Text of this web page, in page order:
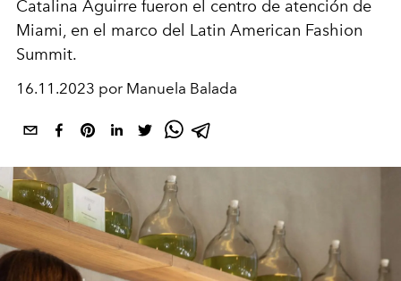
Catalina Aguirre fueron el centro de atención de
Miami, en el marco del Latin American Fashion
Summit.
16.11.2023 por Manuela Balada